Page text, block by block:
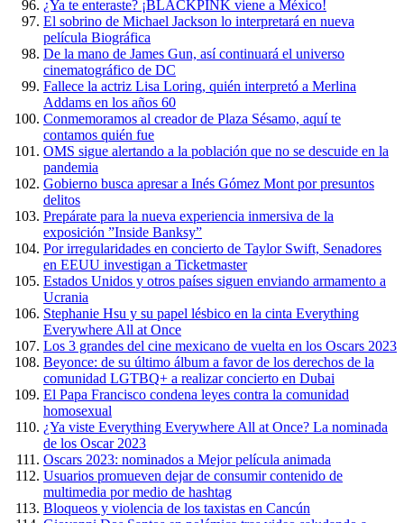
¿Ya te enteraste? ¡BLACKPINK viene a México!
El sobrino de Michael Jackson lo interpretará en nueva
película Biográfica
De la mano de James Gun, así continuará el universo
cinematográfico de DC
Fallece la actriz Lisa Loring, quién interpretó a Merlina
Addams en los años 60
Conmemoramos al creador de Plaza Sésamo, aquí te
contamos quién fue
OMS sigue alertando a la población que no se descuide en la
pandemia
Gobierno busca apresar a Inés Gómez Mont por presuntos
delitos
Prepárate para la nueva experiencia inmersiva de la
exposición ”Inside Banksy”
Por irregularidades en concierto de Taylor Swift, Senadores
en EEUU investigan a Ticketmaster
Estados Unidos y otros países siguen enviando armamento a
Ucrania
Stephanie Hsu y su papel lésbico en la cinta Everything
Everywhere All at Once
Los 3 grandes del cine mexicano de vuelta en los Oscars 2023
Beyonce: de su último álbum a favor de los derechos de la
comunidad LGTBQ+ a realizar concierto en Dubai
El Papa Francisco condena leyes contra la comunidad
homosexual
¿Ya viste Everything Everywhere All at Once? La nominada
de los Oscar 2023
Oscars 2023: nominados a Mejor película animada
Usuarios promueven dejar de consumir contenido de
multimedia por medio de hashtag
Bloqueos y violencia de los taxistas en Cancún